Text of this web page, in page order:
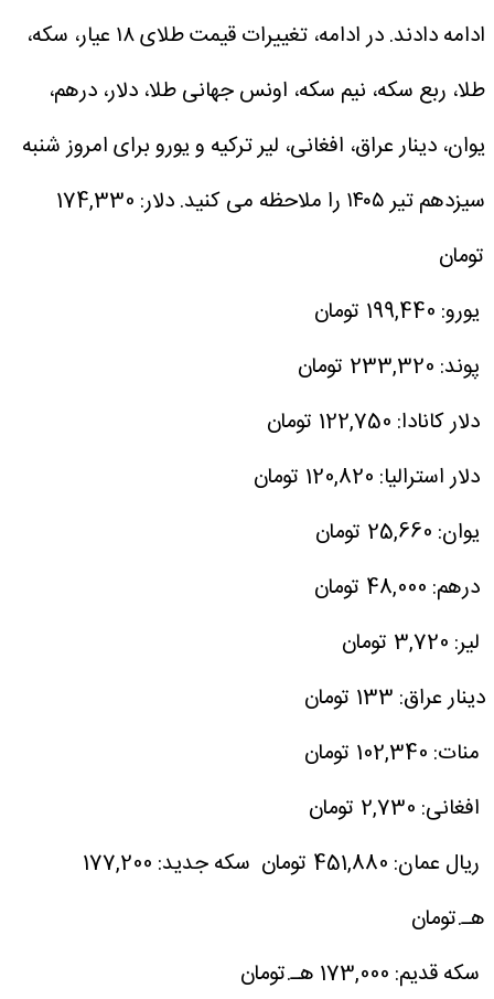
ادامه دادند.
در ادامه، تغییرات قیمت طلای ۱۸ عیار، سکه،
طلا، ربع سکه، نیم سکه، اونس جهانی طلا، دلار، درهم،
یوان، دینار عراق، افغانی، لیر ترکیه و یورو برای امروز شنبه
سیزدهم تیر ۱۴۰۵ را ملاحظه می کنید.
دلار: 174,330
تومان
یورو: 199,440 تومان
پوند: 233,320 تومان
‌ دلار کانادا: 122,750 تومان
‌ دلار استرالیا: 120,820 تومان
یوان: 25,660 تومان
‌‌‌ درهم: 48,000 تومان
لیر: 3,720 تومان
دینار عراق: 133 تومان
‌ منات: 102,340 تومان
افغانی: 2,730 تومان
‌ ریال عمان: 451,880 تومان
سکه جدید: 177,200
هـ.تومان
سکه قدیم: 173,000 هـ.تومان